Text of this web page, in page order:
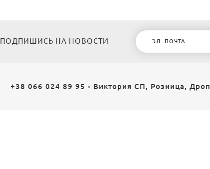
ПОДПИШИСЬ НА НОВОСТИ
+38 066 024 89 95 - Виктория СП, Розница, Дроп